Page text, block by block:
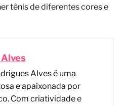
tênis de diferentes cores e
Alves é uma
e apaixonada por
Com criatividade e